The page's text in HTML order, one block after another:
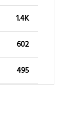
1.4K
602
495